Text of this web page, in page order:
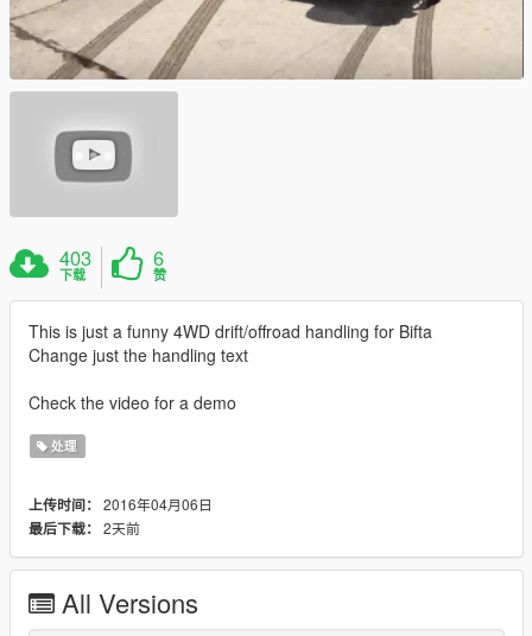
403
下载
6
赞
This is just a funny 4WD drift/offroad handling for Bifta
Change just the handling text
Check the video for a demo
处理
上传时间： 2016年04月06日
最后下载： 2天前
All Versions